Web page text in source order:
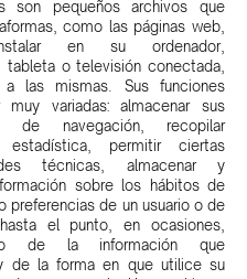
son pequeños archivos que
como las páginas web,
en su ordenador,
tableta o televisión conectada,
las mismas. Sus funciones
muy variadas: almacenar sus
de navegación, recopilar
estadística, permitir ciertas
técnicas, almacenar y
sobre los hábitos de
preferencias de un usuario o de
el punto, en ocasiones,
de la información que
de la forma en que utilice su